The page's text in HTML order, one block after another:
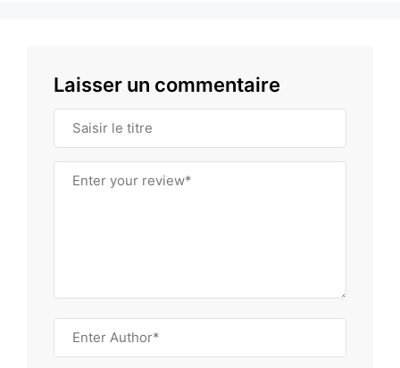
Laisser un commentaire